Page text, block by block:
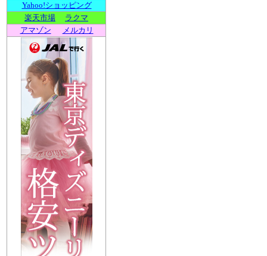
Yahoo!ショッピング
楽天市場
ラクマ
アマゾン
メルカリ